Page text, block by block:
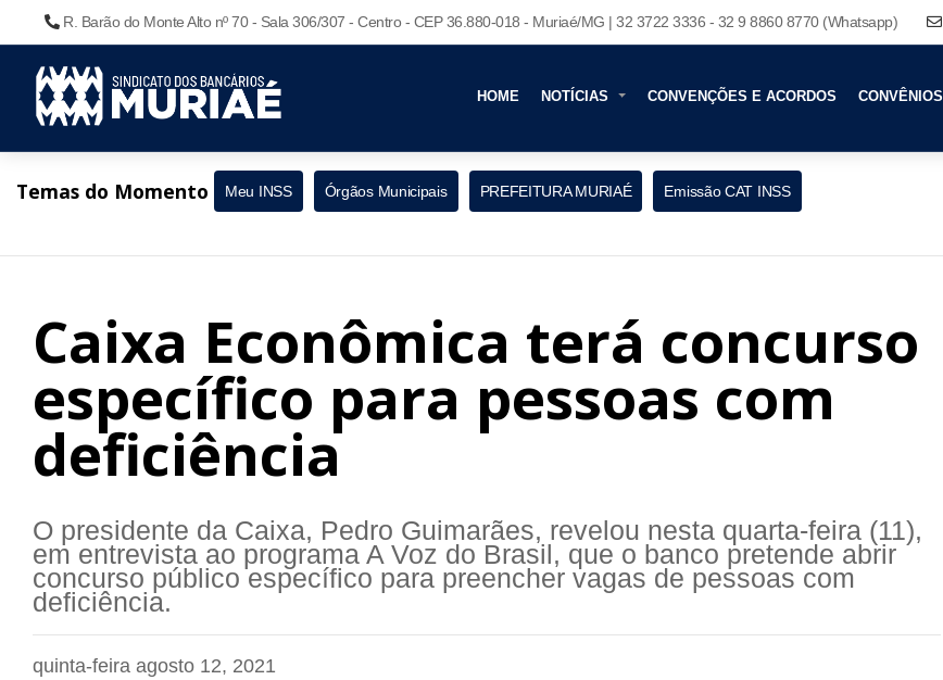
R. Barão do Monte Alto nº 70 - Sala 306/307 - Centro - CEP 36.880-018 - Muriaé/MG | 32 3722 3336 - 32 9 8860 8770 (Whatsapp)
HOME NOTÍCIAS CONVENÇÕES E ACORDOS CONVÊNIOS
Temas do Momento Meu INSS Órgãos Municipais PREFEITURA MURIAÉ Emissão CAT INSS
Caixa Econômica terá concurso
específico para pessoas com
deficiência
O presidente da Caixa, Pedro Guimarães, revelou nesta quarta-feira (11),
em entrevista ao programa A Voz do Brasil, que o banco pretende abrir
concurso público específico para preencher vagas de pessoas com
deficiência.
quinta-feira agosto 12, 2021